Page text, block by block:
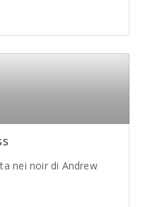
nei noir di Andrew